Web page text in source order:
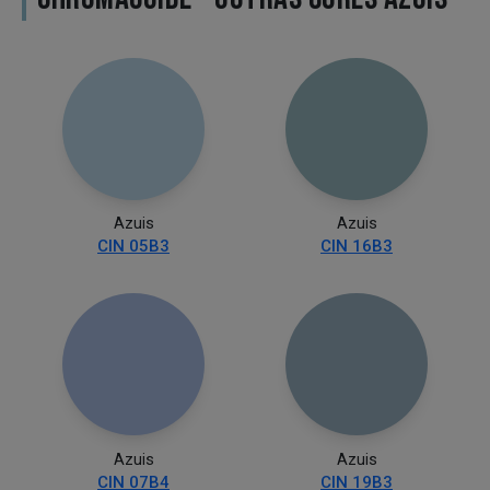
Azuis
CIN 05B3
Azuis
CIN 16B3
Azuis
CIN 07B4
Azuis
CIN 19B3